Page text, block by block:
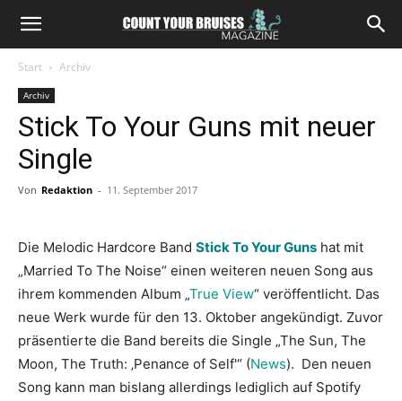
Start Archiv
Archiv
Stick To Your Guns mit neuer
Single
Von Redaktion - 11. September 2017
Die Melodic Hardcore Band Stick To Your Guns hat mit
„Married To The Noise“ einen weiteren neuen Song aus
ihrem kommenden Album „True View“ veröffentlicht. Das
neue Werk wurde für den 13. Oktober angekündigt. Zuvor
präsentierte die Band bereits die Single „The Sun, The
Moon, The Truth: ‚Penance of Self'“ (News). Den neuen
Song kann man bislang allerdings lediglich auf Spotify